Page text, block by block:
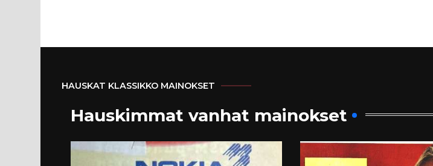
HAUSKAT KLASSIKKO MAINOKSET
Hauskimmat vanhat mainokset